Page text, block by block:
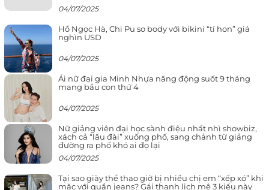
04/07/2025
Hồ Ngọc Hà, Chi Pu so body với bikini “tí hon” giá
nghìn USD
04/07/2025
Ái nữ đại gia Minh Nhựa năng động suốt 9 tháng
mang bầu con thứ 4
04/07/2025
Nữ giảng viên đại học sành điệu nhất nhì showbiz,
xách cả “lâu đài” xuống phố, sang chảnh từ giảng
đường ra phố khó ai đọ lại
04/07/2025
Tại sao giày thể thao giờ bị nhiều chị em “xếp xó” khi
mặc với quần jeans? Gái thanh lịch mê 3 kiểu này